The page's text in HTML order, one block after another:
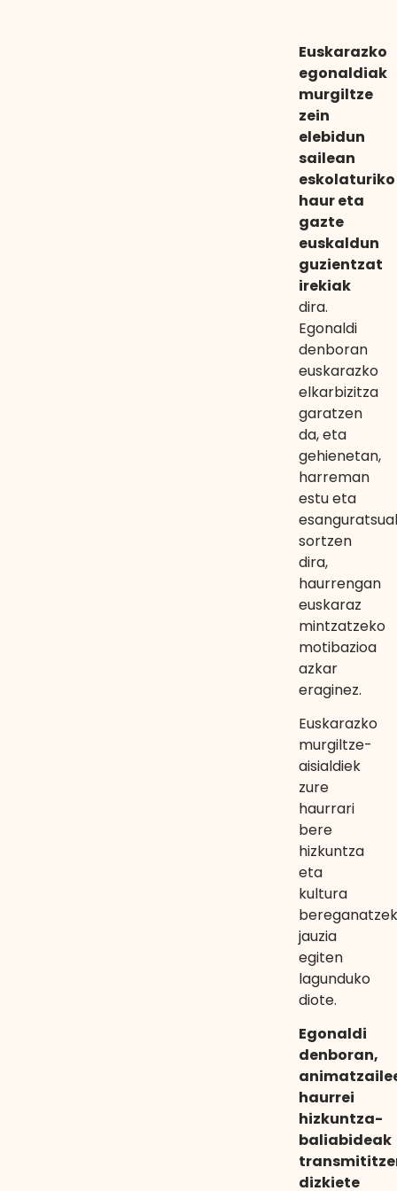
Euskarazko
egonaldiak
murgiltze
zein
elebidun
sailean
eskolaturiko
haur eta
gazte
euskaldun
guzientzat
irekiak
dira.
Egonaldi
denboran
euskarazko
elkarbizitza
garatzen
da, eta
gehienetan,
harreman
estu eta
sortzen
dira,
haurrengan
euskaraz
mintzatzeko
motibazioa
azkar
eraginez.
Euskarazko
murgiltze-
aisialdiek
zure
haurrari
bere
hizkuntza
eta
kultura
jauzia
egiten
lagunduko
diote.
Egonaldi
denboran,
haurrei
hizkuntza-
baliabideak
dizkiete